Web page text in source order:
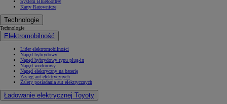
System Bluetooth®
Karty Ratownicze
Technologie
Technologie
Elektromobilność
Lider elektromobilności
Napęd hybrydowy
Napęd hybrydowy typu plug-in
Napęd wodorowy
Napęd elektryczny na baterię
Zasięg aut elektrycznych
Zalety posiadania aut elektrycznych
Ładowanie elektrycznej Toyoty